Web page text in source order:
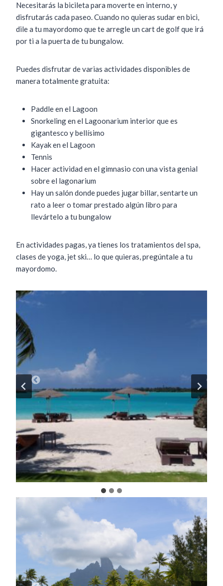
Necesitarás la bicileta para moverte en interno, y
disfrutarás cada paseo. Cuando no quieras sudar en bici,
dile a tu mayordomo que te arregle un cart de golf que irá
por ti a la puerta de tu bungalow.
Puedes disfrutar de varias actividades disponibles de
manera totalmente gratuita:
Paddle en el Lagoon
Snorkeling en el Lagoonarium interior que es
gigantesco y bellísimo
Kayak en el Lagoon
Tennis
Hacer actividad en el gimnasio con una vista genial
sobre el lagonarium
Hay un salón donde puedes jugar billar, sentarte un
rato a leer o tomar prestado algún libro para
llevártelo a tu bungalow
En actividades pagas, ya tienes los tratamientos del spa,
clases de yoga, jet ski… lo que quieras, pregúntale a tu
mayordomo.